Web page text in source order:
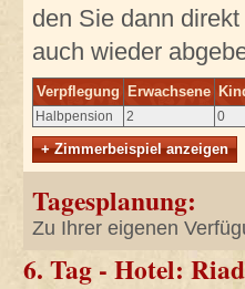
den Sie dann
auch wieder
Verpflegung Erwachsene
Halbpension 2 0
+ Zimmerbeispiel anzeigen
Tagesplanung:
Zu Ihrer eigenen
6. Tag - Hotel: